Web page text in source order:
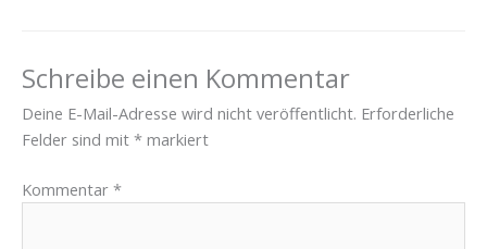
Schreibe einen Kommentar
Deine E-Mail-Adresse wird nicht veröffentlicht. Erforderliche
Felder sind mit * markiert
Kommentar *